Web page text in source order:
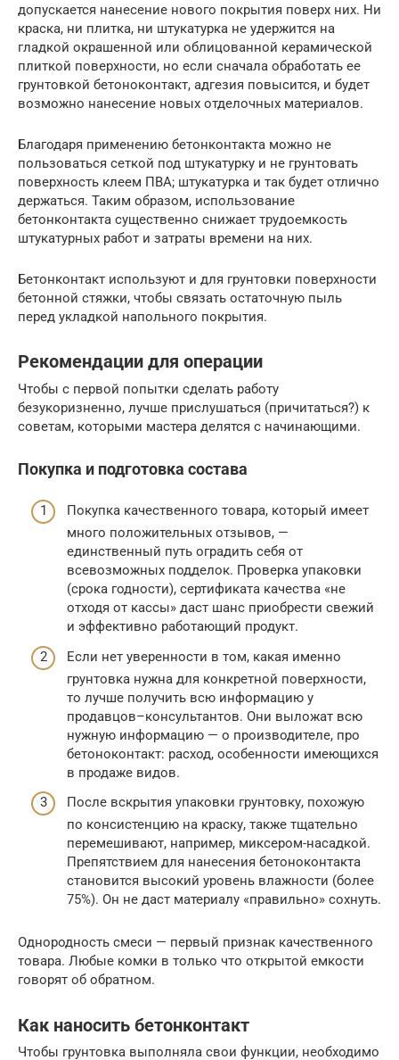
допускается нанесение нового покрытия поверх них. Ни
краска, ни плитка, ни штукатурка не удержится на
гладкой окрашенной или облицованной керамической
плиткой поверхности, но если сначала обработать ее
грунтовкой бетоноконтакт, адгезия повысится, и будет
возможно нанесение новых отделочных материалов.
Благодаря применению бетонконтакта можно не
пользоваться сеткой под штукатурку и не грунтовать
поверхность клеем ПВА; штукатурка и так будет отлично
держаться. Таким образом, использование
бетонконтакта существенно снижает трудоемкость
штукатурных работ и затраты времени на них.
Бетонконтакт используют и для грунтовки поверхности
бетонной стяжки, чтобы связать остаточную пыль
перед укладкой напольного покрытия.
Рекомендации для операции
Чтобы с первой попытки сделать работу
безукоризненно, лучше прислушаться (причитаться?) к
советам, которыми мастера делятся с начинающими.
Покупка и подготовка состава
Покупка качественного товара, который имеет
много положительных отзывов, —
единственный путь оградить себя от
всевозможных подделок. Проверка упаковки
(срока годности), сертификата качества «не
отходя от кассы» даст шанс приобрести свежий
и эффективно работающий продукт.
Если нет уверенности в том, какая именно
грунтовка нужна для конкретной поверхности,
то лучше получить всю информацию у
продавцов–консультантов. Они выложат всю
нужную информацию — о производителе, про
бетоноконтакт: расход, особенности имеющихся
в продаже видов.
После вскрытия упаковки грунтовку, похожую
по консистенцию на краску, также тщательно
перемешивают, например, миксером-насадкой.
Препятствием для нанесения бетоноконтакта
становится высокий уровень влажности (более
75%). Он не даст материалу «правильно» сохнуть.
Однородность смеси — первый признак качественного
товара. Любые комки в только что открытой емкости
говорят об обратном.
Как наносить бетонконтакт
Чтобы грунтовка выполняла свои функции, необходимо